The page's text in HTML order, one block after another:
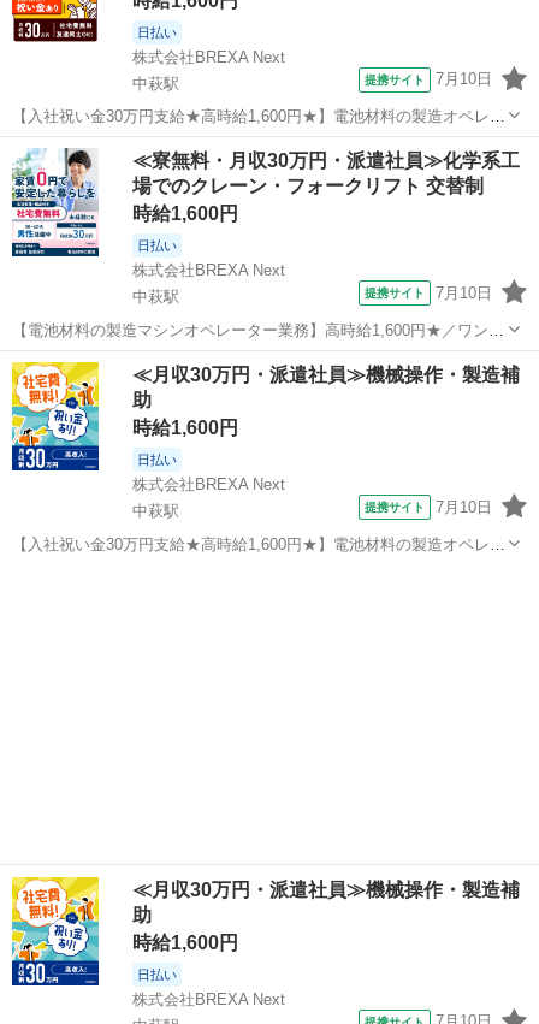
日払い
株式会社BREXA Next
中萩駅
提携サイト 7月10日
【入社祝い金30万円支給★高時給1,600円★】電池材料の製造オペレー
ター業務！資格・経験不要◎入社後に無料で資格取得も可能★寮費無
料！ワンルーム寮完備！《愛媛県新居浜市》 人気の工場のお仕事 ◇電
池材料の製造オペレーター...
愛媛 新居浜市 中萩駅 その他
≪寮無料・月収30万円・派遣社員≫化学系工
場でのクレーン・フォークリフト 交替制
時給1,600円
日払い
株式会社BREXA Next
中萩駅
提携サイト 7月10日
【電池材料の製造マシンオペレーター業務】高時給1,600円★／ワンル
ーム社宅完備！しかもうれしい社宅費無料！／未経験OK◎ 人気の工
場のお仕事 ◇電池材料の製造オペレーター業務◇ 電池材料（ニッケ
ル）の製造に伴うオペレー...
愛媛 新居浜市 中萩駅 その他
≪月収30万円・派遣社員≫機械操作・製造補
助
時給1,600円
日払い
株式会社BREXA Next
中萩駅
提携サイト 7月10日
【入社祝い金30万円支給★高時給1,600円★】電池材料の製造オペレー
≪月収30万円・派遣社員≫機械操作・製造補
助
時給1,600円
日払い
株式会社BREXA Next